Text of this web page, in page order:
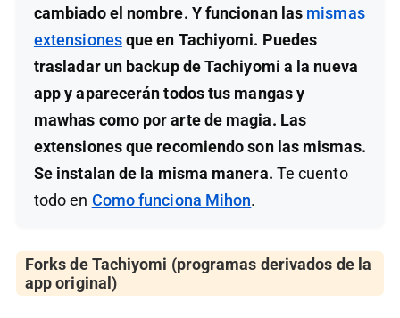
cambiado el nombre. Y funcionan las mismas
extensionesque en Tachiyomi. Puedes
trasladar un backup de Tachiyomi a la nueva
app y aparecerán todos tus mangas y
mawhas como por arte de magia. Las
extensiones que recomiendo son las mismas.
Se instalan de la misma manera. Te cuento
todo en Como funciona Mihon.
Forks de Tachiyomi (programas derivados de la
app original)